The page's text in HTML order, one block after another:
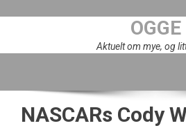
OGGE
Aktuelt om mye, og
NASCARs Cody